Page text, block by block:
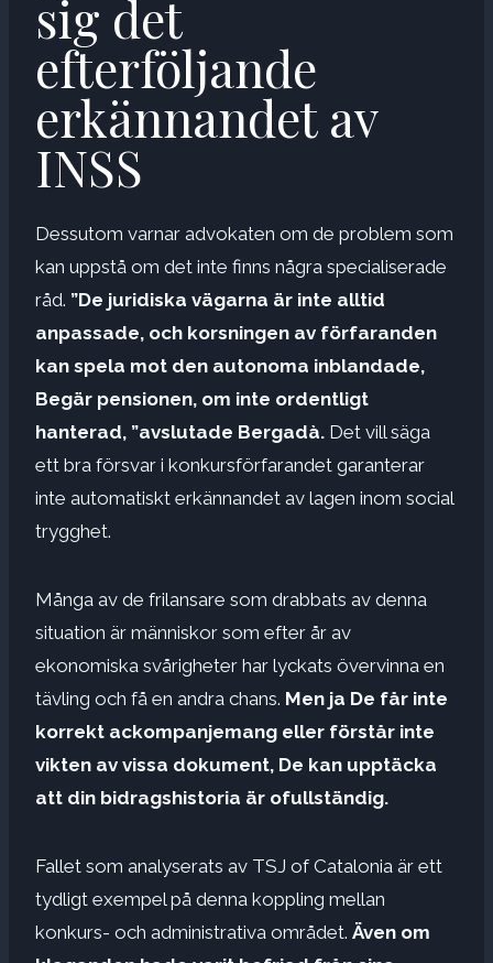
sig det
efterföljande
erkännandet av
INSS
Dessutom varnar advokaten om de problem som
kan uppstå om det inte finns några specialiserade
råd. ”De juridiska vägarna är inte alltid
anpassade, och korsningen av förfaranden
kan spela mot den autonoma inblandade,
Begär pensionen, om inte ordentligt
hanterad, ”avslutade Bergadà. Det vill säga
ett bra försvar i konkursförfarandet garanterar
inte automatiskt erkännandet av lagen inom social
trygghet.
Många av de frilansare som drabbats av denna
situation är människor som efter år av
ekonomiska svårigheter har lyckats övervinna en
tävling och få en andra chans. Men ja De får inte
korrekt ackompanjemang eller förstår inte
vikten av vissa dokument, De kan upptäcka
att din bidragshistoria är ofullständig.
Fallet som analyserats av TSJ of Catalonia är ett
tydligt exempel på denna koppling mellan
konkurs- och administrativa området. Även om